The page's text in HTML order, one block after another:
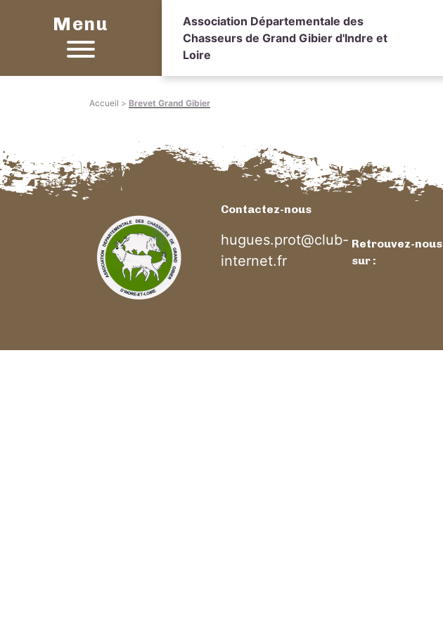
Menu
Association Départementale des
Chasseurs de Grand Gibier d'Indre et
Loire
Accueil > Brevet Grand Gibier
Contactez-nous
hugues.prot@club-
internet.fr
Retrouvez-nous
sur :